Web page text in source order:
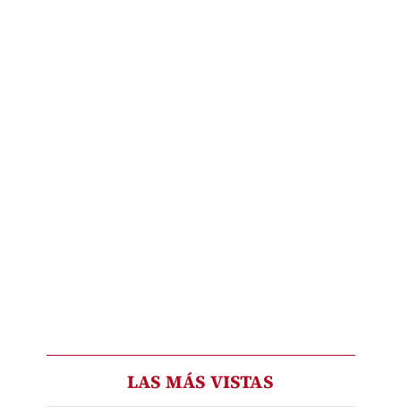
LAS MÁS VISTAS